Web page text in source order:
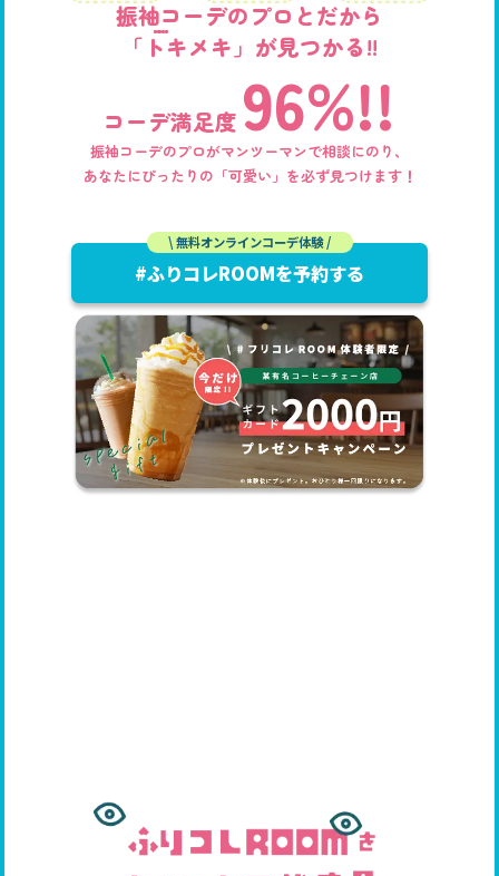
振袖コーデのプロとだから
「トキメキ」が見つかる!!
コーデ満足度 96%!!
振袖コーデのプロがマンツーマンで相談にのり、
あなたにぴったりの「可愛い」を必ず見つけます！
#ふりコレROOMを予約する
\ 無料オンラインコーデ体験 /